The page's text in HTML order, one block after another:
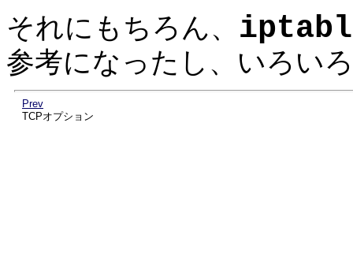
それにもちろん、
参考になったし、いろい
Prev
TCPオプション